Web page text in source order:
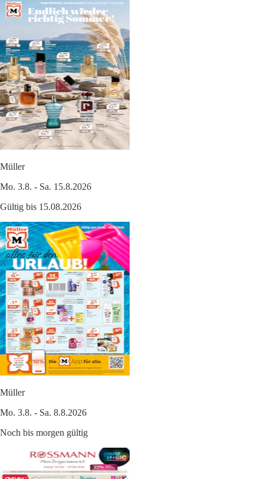
Müller
Mo. 3.8. - Sa. 15.8.2026
Gültig bis 15.08.2026
Müller
Mo. 3.8. - Sa. 8.8.2026
Noch bis morgen gültig